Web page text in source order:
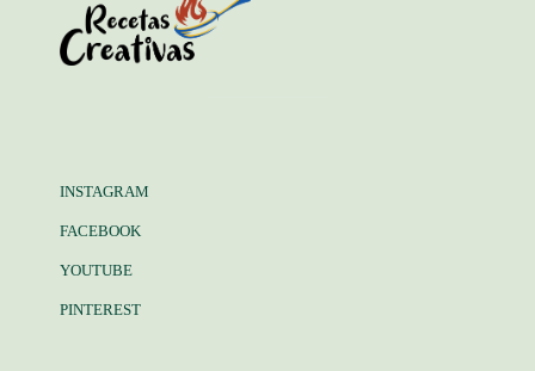
INSTAGRAM
FACEBOOK
YOUTUBE
PINTEREST